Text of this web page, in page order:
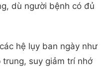
dù người bệnh có đủ
hệ lụy ban ngày như
suy giảm trí nhớ